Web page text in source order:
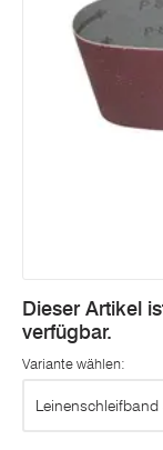
Dieser Artikel
verfügbar.
Variante wählen:
Leinenschleifband